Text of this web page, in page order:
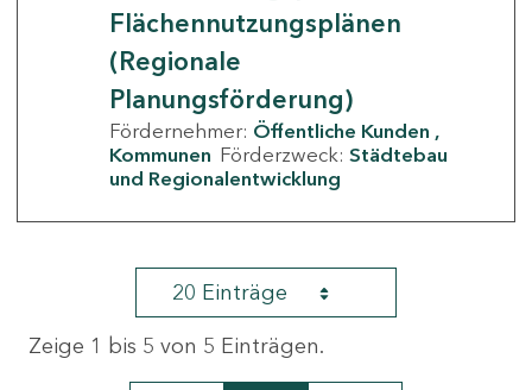
Flächennutzungsplänen
(Regionale
Planungsförderung)
Fördernehmer: Öffentliche Kunden
Kommunen Förderzweck: Städtebau
und Regionalentwicklung
20 Einträge
Zeige 1 bis 5 von 5 Einträgen.